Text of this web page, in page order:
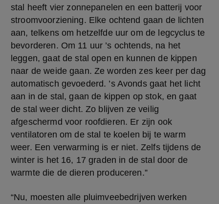
stal heeft vier zonnepanelen en een batterij voor
stroomvoorziening. Elke ochtend gaan de lichten
aan, telkens om hetzelfde uur om de legcyclus te
bevorderen. Om 11 uur ’s ochtends, na het
leggen, gaat de stal open en kunnen de kippen
naar de weide gaan. Ze worden zes keer per dag
automatisch gevoederd. ’s Avonds gaat het licht
aan in de stal, gaan de kippen op stok, en gaat
de stal weer dicht. Zo blijven ze veilig
afgeschermd voor roofdieren. Er zijn ook
ventilatoren om de stal te koelen bij te warm
weer. Een verwarming is er niet. Zelfs tijdens de
winter is het 16, 17 graden in de stal door de
warmte die de dieren produceren.”
“Nu, moesten alle pluimveebedrijven werken